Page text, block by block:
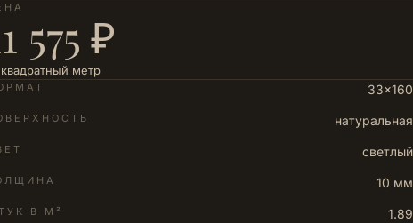
575 ₽
квадратный метр
33×160
натуральная
светлый
10 мм
В М² 1.89